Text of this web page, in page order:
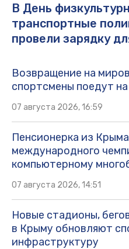
В День
транспортные
провели зарядку
Возвращение на
спортсмены поедут
07 августа 2026, 16:59
Пенсионерка из
международного
компьютерному
07 августа 2026, 14:51
Новые стадионы,
в Крыму обновляют
инфраструктуру